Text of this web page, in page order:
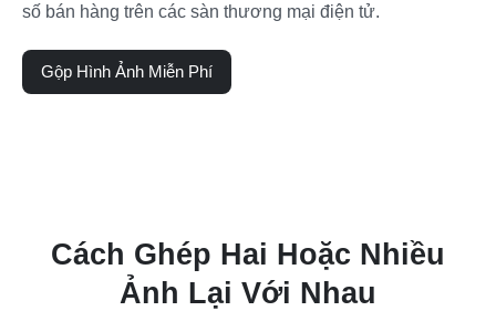
số bán hàng trên các sàn thương mại điện tử.
Gộp Hình Ảnh Miễn Phí
Cách Ghép Hai Hoặc Nhiều
Ảnh Lại Với Nhau